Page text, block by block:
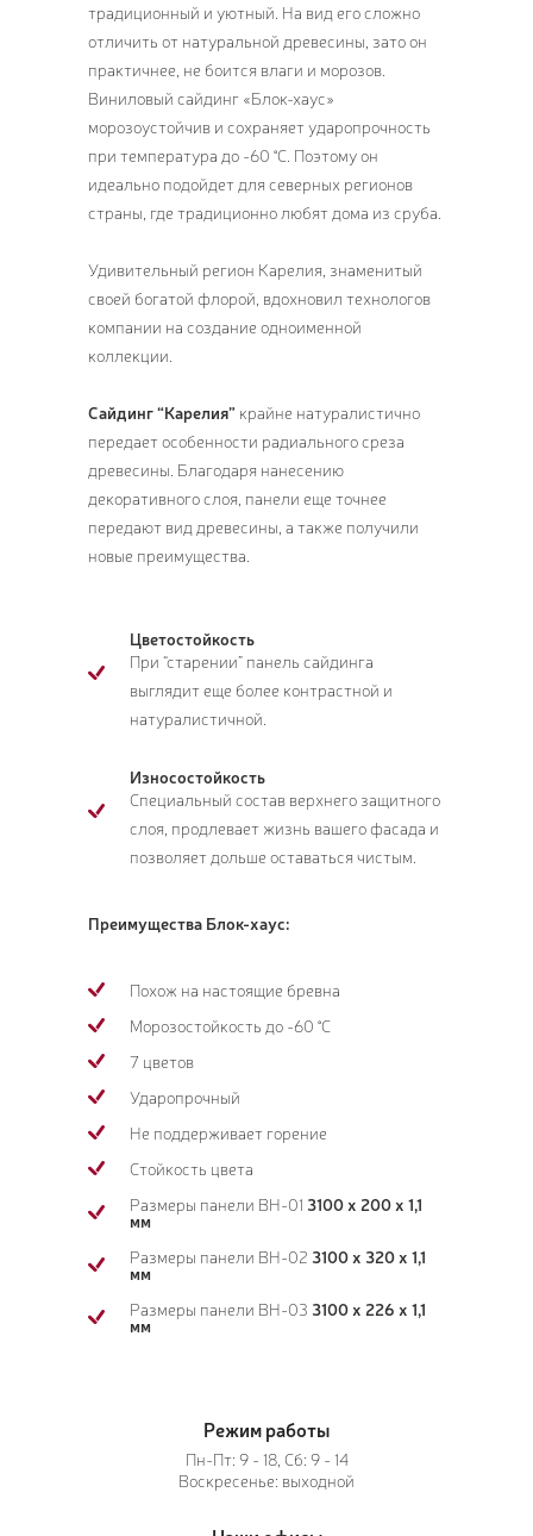
традиционный и уютный. На вид его сложно
отличить от натуральной древесины, зато он
практичнее, не боится влаги и морозов.
Виниловый сайдинг «Блок-хаус»
морозоустойчив и сохраняет ударопрочность
при температура до -60 °C. Поэтому он
идеально подойдет для северных регионов
страны, где традиционно любят дома из сруба.
Удивительный регион Карелия, знаменитый
своей богатой флорой, вдохновил технологов
компании на создание одноименной
коллекции.
Сайдинг “Карелия” крайне натуралистично
передает особенности радиального среза
древесины. Благодаря нанесению
декоративного слоя, панели еще точнее
передают вид древесины, а также получили
новые преимущества.
Цветостойкость
При “старении” панель сайдинга
выглядит еще более контрастной и
натуралистичной.
Износостойкость
Специальный состав верхнего защитного
слоя, продлевает жизнь вашего фасада и
позволяет дольше оставаться чистым.
Преимущества Блок-хаус:
Похож на настоящие бревна
Морозостойкость до -60 °C
7 цветов
Ударопрочный
Не поддерживает горение
Стойкость цвета
Размеры панели BH-01 3100 х 200 х 1,1
мм
Размеры панели BH-02 3100 х 320 х 1,1
мм
Размеры панели BH-03 3100 х 226 х 1,1
мм
Режим работы
Пн-Пт: 9 - 18, Сб: 9 - 14
Воскресенье: выходной